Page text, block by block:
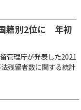
籍別2位に 年初
管理庁が発表した2021
残留者数に関する統計